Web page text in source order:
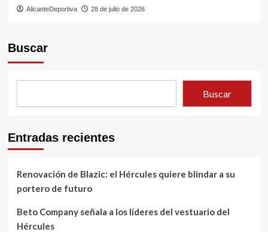
AlicanteDeportiva 28 de julio de 2026
Buscar
Buscar
Entradas recientes
Renovación de Blazic: el Hércules quiere blindar a su
portero de futuro
Beto Company señala a los líderes del vestuario del
Hércules